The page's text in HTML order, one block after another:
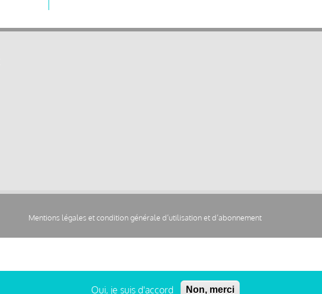
Mentions légales et condition générale d’utilisation et d’abonnement
Oui, je suis d'accord Non, merci